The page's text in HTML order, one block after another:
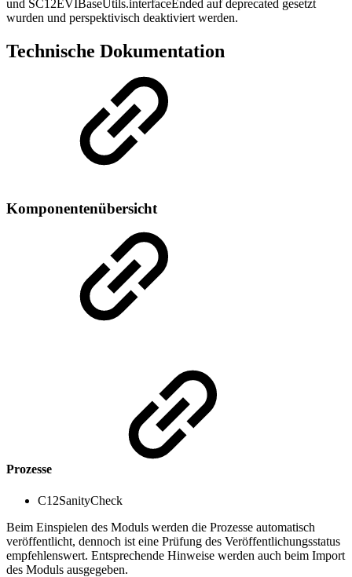
und SC12EVIBaseUtils.interfaceEnded auf deprecated gesetzt
wurden und perspektivisch deaktiviert werden.
Technische Dokumentation
Komponentenübersicht
Prozesse
C12SanityCheck
Beim Einspielen des Moduls werden die Prozesse automatisch
veröffentlicht, dennoch ist eine Prüfung des Veröffentlichungsstatus
empfehlenswert. Entsprechende Hinweise werden auch beim Import
des Moduls ausgegeben.